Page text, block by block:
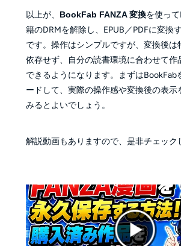
以上が、 BookFab FANZA 変換を使っ
籍のDRMを解除し、EPUB／PDFに変換
です。操作はシンプルですが、変換後は
依存せず、自分の読書環境に合わせて作
できるようになります。まずはBookFab
ードして、実際の操作感や変換後の表示
みるとよいでしょう。
解説動画もありますので、是非チェック